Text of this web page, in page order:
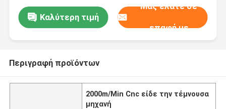
Καλύτερη τιμή
Μας ελάτε σε
επαφή με
Περιγραφή προϊόντων
2000m/Min Cnc είδε την τέμνουσα
μηχανή